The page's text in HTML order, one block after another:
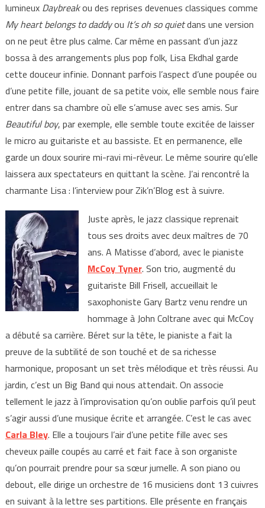
lumineux Daybreakou des reprises devenues classiques comme
My heart belongs to daddyou It’s oh so quietdans une version
on ne peut être plus calme. Car même en passant d’un jazz
bossa à des arrangements plus pop folk, Lisa Ekdhal garde
cette douceur infinie. Donnant parfois l’aspect d’une poupée ou
d’une petite fille, jouant de sa petite voix, elle semble nous faire
entrer dans sa chambre où elle s’amuse avec ses amis. Sur
Beautiful boy, par exemple, elle semble toute excitée de laisser
le micro au guitariste et au bassiste. Et en permanence, elle
garde un doux sourire mi-ravi mi-rêveur. Le même sourire qu’elle
laissera aux spectateurs en quittant la scène. J’ai rencontré la
charmante Lisa : l’interview pour Zik’n’Blog est à suivre.
Juste après, le jazz classique reprenait
tous ses droits avec deux maîtres de 70
ans. A Matisse d’abord, avec le pianiste
McCoy Tyner. Son trio, augmenté du
guitariste Bill Frisell, accueillait le
saxophoniste Gary Bartz venu rendre un
hommage à John Coltrane avec qui McCoy
a débuté sa carrière. Béret sur la tête, le pianiste a fait la
preuve de la subtilité de son touché et de sa richesse
harmonique, proposant un set très mélodique et très réussi. Au
jardin, c’est un Big Band qui nous attendait. On associe
tellement le jazz à l’improvisation qu’on oublie parfois qu’il peut
s’agir aussi d’une musique écrite et arrangée. C’est le cas avec
Carla Bley. Elle a toujours l’air d’une petite fille avec ses
cheveux paille coupés au carré et fait face à son organiste
qu’on pourrait prendre pour sa sœur jumelle. A son piano ou
debout, elle dirige un orchestre de 16 musiciens dont 13 cuivres
en suivant à la lettre ses partitions. Elle présente en français